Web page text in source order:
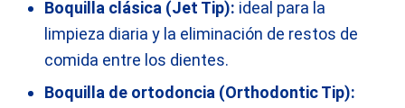
Boquilla clásica (Jet Tip): ideal para la
limpieza diaria y la eliminación de restos de
comida entre los dientes.
Boquilla de ortodoncia (Orthodontic Tip):